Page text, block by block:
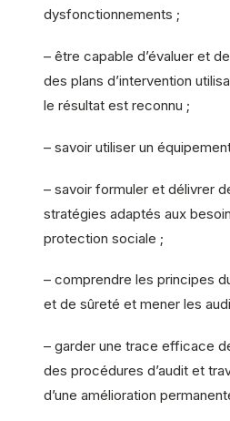
dysfonctionnements ;
– être capable d’évaluer et
des plans d’intervention
le résultat est reconnu ;
– savoir utiliser un
– savoir formuler et délivrer
stratégies adaptés aux
protection sociale ;
– comprendre les principes
et de sûreté et mener les
– garder une trace efficace
des procédures d’audit et
d’une amélioration